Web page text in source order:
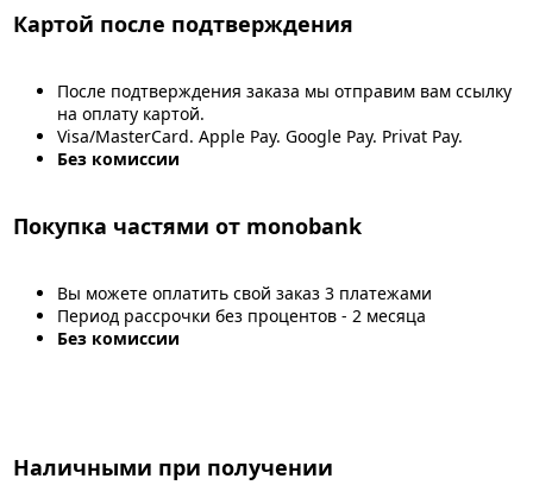
Картой после подтверждения
После подтверждения заказа мы отправим вам ссылку
на оплату картой.
Visa/MasterCard. Apple Pay. Google Pay. Privat Pay.
Без комиссии
Покупка частями от monobank
Вы можете оплатить свой заказ 3 платежами
Период рассрочки без процентов - 2 месяца
Без комиссии
Наличными при получении